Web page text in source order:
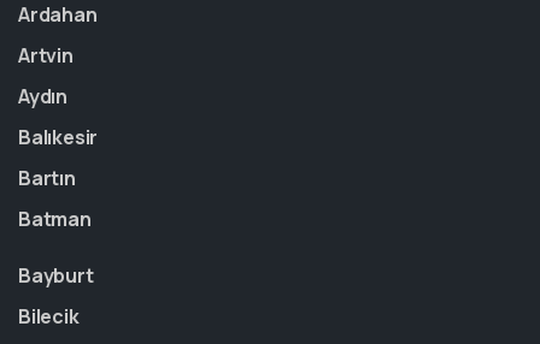
Ardahan
Artvin
Aydın
Balıkesir
Bartın
Batman
Bayburt
Bilecik